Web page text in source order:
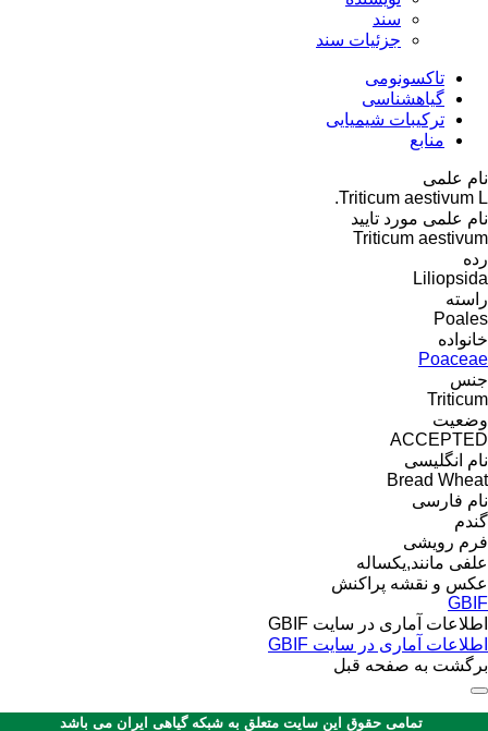
سند
جزئیات سند
تاکسونومی
گیاهشناسی
ترکیبات شیمیایی
منابع
نام علمی
Triticum aestivum L.
نام علمی مورد تایید
Triticum aestivum
رده
Liliopsida
راسته
Poales
خانواده
Poaceae
جنس
Triticum
وضعیت
ACCEPTED
نام انگلیسی
Bread Wheat
نام فارسی
گندم
فرم رویشی
علفی مانند,یکساله
عکس و نقشه پراکنش
GBIF
اطلاعات آماری در سایت GBIF
اطلاعات آماری در سایت GBIF
برگشت به صفحه قبل
تمامی حقوق این سایت متعلق به شبکه گیاهی ایران می باشد